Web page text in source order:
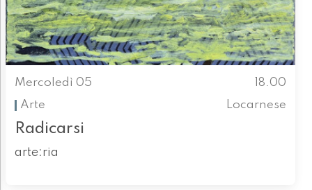
Mercoledì 05
18.00
Arte
Locarnese
Radicarsi
arte:ria